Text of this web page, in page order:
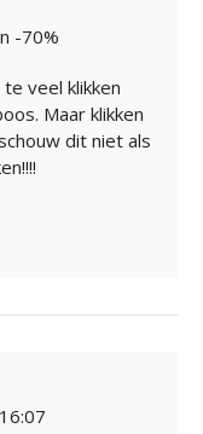
-70%
veel klikken
Maar klikken
dit niet als